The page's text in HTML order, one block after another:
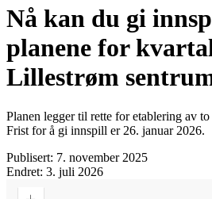
Nå kan du gi
planene for
Lillestrøm
Planen legger til rette for etablering av
Frist for å gi innspill er 26. januar 2026.
Publisert: 7. november 2025
Endret: 3. juli 2026